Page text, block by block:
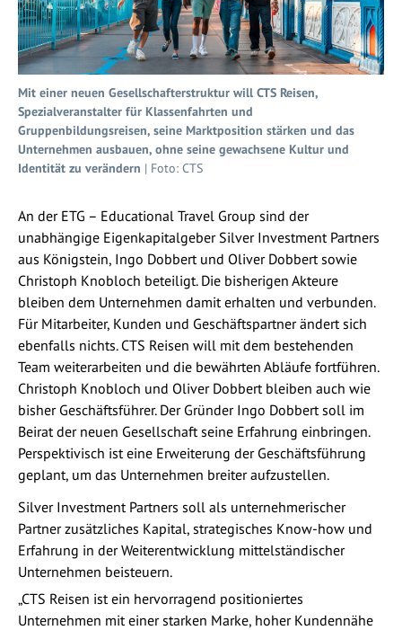
Mit einer neuen Gesellschafterstruktur will CTS Reisen,
Spezialveranstalter für Klassenfahrten und
Gruppenbildungsreisen, seine Marktposition stärken und das
Unternehmen ausbauen, ohne seine gewachsene Kultur und
Identität zu verändern | Foto: CTS
An der ETG – Educational Travel Group sind der
unabhängige Eigenkapitalgeber Silver Investment Partners
aus Königstein, Ingo Dobbert und Oliver Dobbert sowie
Christoph Knobloch beteiligt. Die bisherigen Akteure
bleiben dem Unternehmen damit erhalten und verbunden.
Für Mitarbeiter, Kunden und Geschäftspartner ändert sich
ebenfalls nichts. CTS Reisen will mit dem bestehenden
Team weiterarbeiten und die bewährten Abläufe fortführen.
Christoph Knobloch und Oliver Dobbert bleiben auch wie
bisher Geschäftsführer. Der Gründer Ingo Dobbert soll im
Beirat der neuen Gesellschaft seine Erfahrung einbringen.
Perspektivisch ist eine Erweiterung der Geschäftsführung
geplant, um das Unternehmen breiter aufzustellen.
Silver Investment Partners soll als unternehmerischer
Partner zusätzliches Kapital, strategisches Know-how und
Erfahrung in der Weiterentwicklung mittelständischer
Unternehmen beisteuern.
„CTS Reisen ist ein hervorragend positioniertes
Unternehmen mit einer starken Marke, hoher Kundennähe